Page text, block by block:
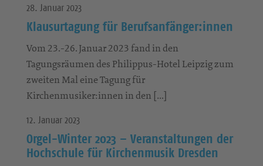
28. Januar 2023
Klausurtagung für Berufsanfänger:innen
Vom 23.-26. Januar 2023 fand in den
Tagungsräumen des Philippus-Hotel Leipzig zum
zweiten Mal eine Tagung für
Kirchenmusiker:innen in den […]
12. Januar 2023
Orgel-Winter 2023 – Veranstaltungen der
Hochschule für Kirchenmusik Dresden